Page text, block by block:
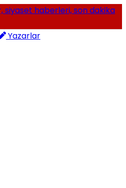
Yazarlar